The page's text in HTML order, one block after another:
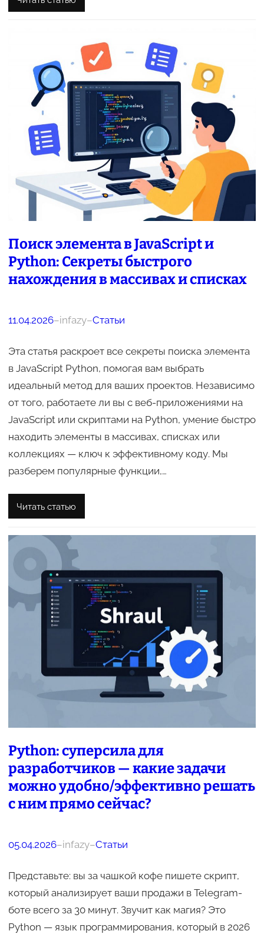
Поиск элемента в JavaScript и
Python: Секреты быстрого
нахождения в массивах и списках
11.04.2026–infazy–Статьи
Эта статья раскроет все секреты поиска элемента
в JavaScript Python, помогая вам выбрать
идеальный метод для ваших проектов. Независимо
от того, работаете ли вы с веб-приложениями на
JavaScript или скриптами на Python, умение быстро
находить элементы в массивах, списках или
коллекциях — ключ к эффективному коду. Мы
разберем популярные функции,…
Читать статью
Python: суперсила для
разработчиков — какие задачи
можно удобно/эффективно решать
с ним прямо сейчас?
05.04.2026–infazy–Статьи
Представьте: вы за чашкой кофе пишете скрипт,
который анализирует ваши продажи в Telegram-
боте всего за 30 минут. Звучит как магия? Это
Python — язык программирования, который в 2026